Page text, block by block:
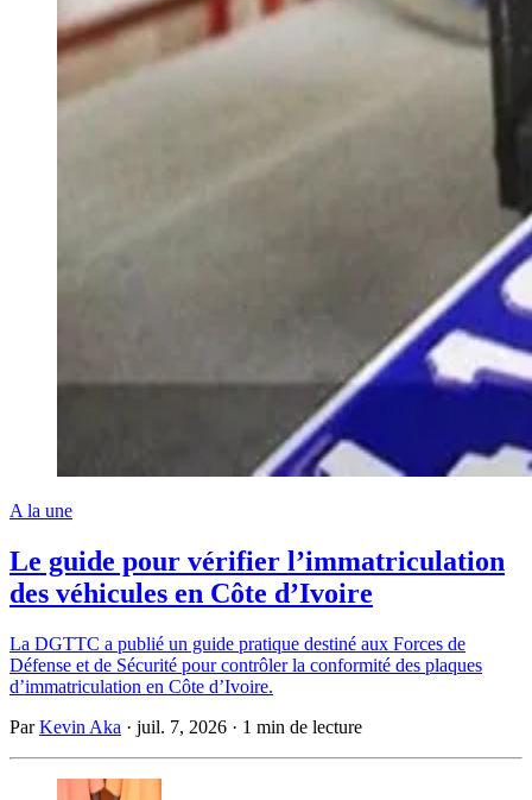
A la une
Le guide pour vérifier l’immatriculation
des véhicules en Côte d’Ivoire
La DGTTC a publié un guide pratique destiné aux Forces de
Défense et de Sécurité pour contrôler la conformité des plaques
d’immatriculation en Côte d’Ivoire.
ParKevin Aka · juil. 7, 2026 · 1 min de lecture